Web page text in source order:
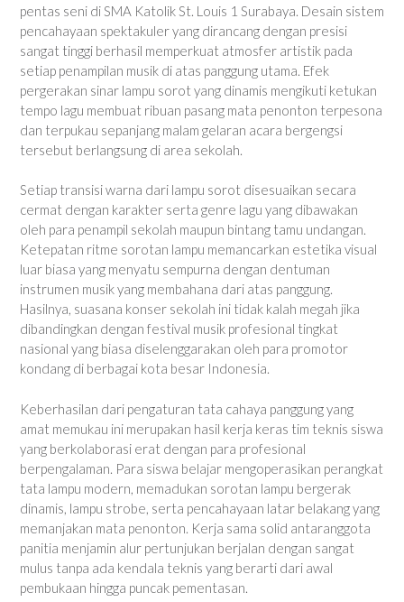
pentas seni di SMA Katolik St. Louis 1 Surabaya. Desain sistem
pencahayaan spektakuler yang dirancang dengan presisi
sangat tinggi berhasil memperkuat atmosfer artistik pada
setiap penampilan musik di atas panggung utama. Efek
pergerakan sinar lampu sorot yang dinamis mengikuti ketukan
tempo lagu membuat ribuan pasang mata penonton terpesona
dan terpukau sepanjang malam gelaran acara bergengsi
tersebut berlangsung di area sekolah.
Setiap transisi warna dari lampu sorot disesuaikan secara
cermat dengan karakter serta genre lagu yang dibawakan
oleh para penampil sekolah maupun bintang tamu undangan.
Ketepatan ritme sorotan lampu memancarkan estetika visual
luar biasa yang menyatu sempurna dengan dentuman
instrumen musik yang membahana dari atas panggung.
Hasilnya, suasana konser sekolah ini tidak kalah megah jika
dibandingkan dengan festival musik profesional tingkat
nasional yang biasa diselenggarakan oleh para promotor
kondang di berbagai kota besar Indonesia.
Keberhasilan dari pengaturan tata cahaya panggung yang
amat memukau ini merupakan hasil kerja keras tim teknis siswa
yang berkolaborasi erat dengan para profesional
berpengalaman. Para siswa belajar mengoperasikan perangkat
tata lampu modern, memadukan sorotan lampu bergerak
dinamis, lampu strobe, serta pencahayaan latar belakang yang
memanjakan mata penonton. Kerja sama solid antaranggota
panitia menjamin alur pertunjukan berjalan dengan sangat
mulus tanpa ada kendala teknis yang berarti dari awal
pembukaan hingga puncak pementasan.